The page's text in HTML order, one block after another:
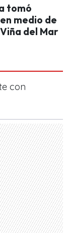
tomó
medio de
del Mar
con